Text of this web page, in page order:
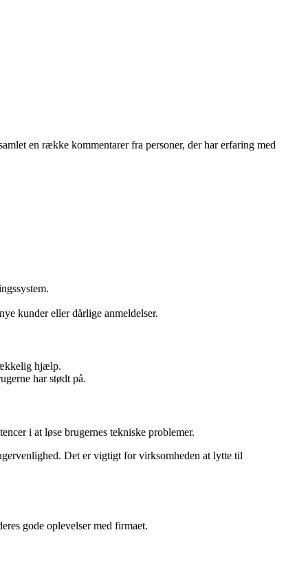
en række kommentarer fra personer, der har erfaring med
kunder eller dårlige anmeldelser.
hjælp.
har stødt på.
i at løse brugernes tekniske problemer.
Det er vigtigt for virksomheden at lytte til
gode oplevelser med firmaet.